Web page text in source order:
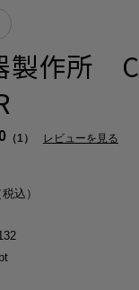
製作所
（1） レビューを見る
税込）